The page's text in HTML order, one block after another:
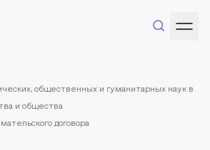
общественных и гуманитарных наук в
и общества
договора